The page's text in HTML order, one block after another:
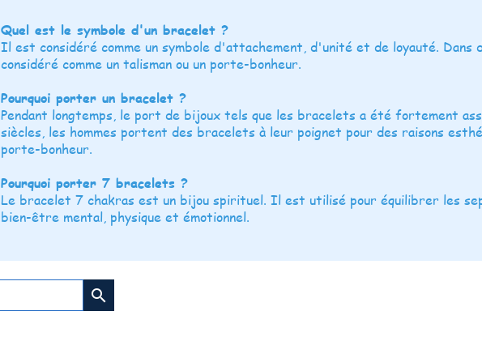
Quel est le symbole d'un bracelet ?
Il est considéré comme un symbole d'attachement, d'unité et de loyauté. Dans
considéré comme un talisman ou un porte-bonheur.
Pourquoi porter un bracelet ?
Pendant longtemps, le port de bijoux tels que les bracelets a été fortement
siècles, les hommes portent des bracelets à leur poignet pour des raisons
porte-bonheur.
Pourquoi porter 7 bracelets ?
Le bracelet 7 chakras est un bijou spirituel. Il est utilisé pour équilibrer les
bien-être mental, physique et émotionnel.
search